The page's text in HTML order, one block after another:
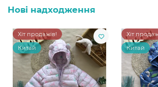
Нові надходження
Хіт продажів!
Китай
Хіт
Китай